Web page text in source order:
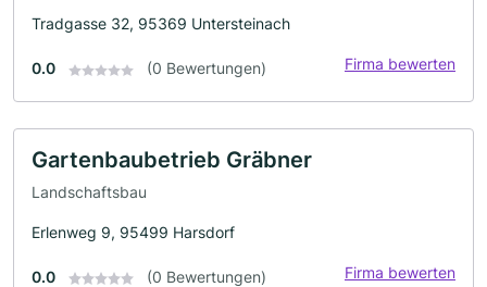
Tradgasse 32, 95369 Untersteinach
0.0 (0 Bewertungen) Firma bewerten
Gartenbaubetrieb Gräbner
Landschaftsbau
Erlenweg 9, 95499 Harsdorf
0.0 (0 Bewertungen) Firma bewerten